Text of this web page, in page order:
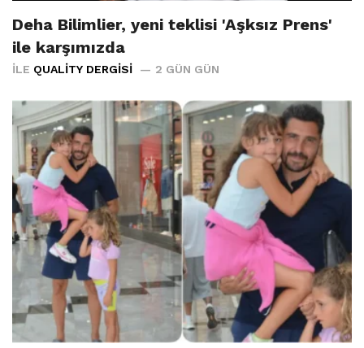
Deha Bilimlier, yeni teklisi 'Aşksız Prens'
ile karşımızda
İLE QUALITY DERGISI 2 GÜN GÜN